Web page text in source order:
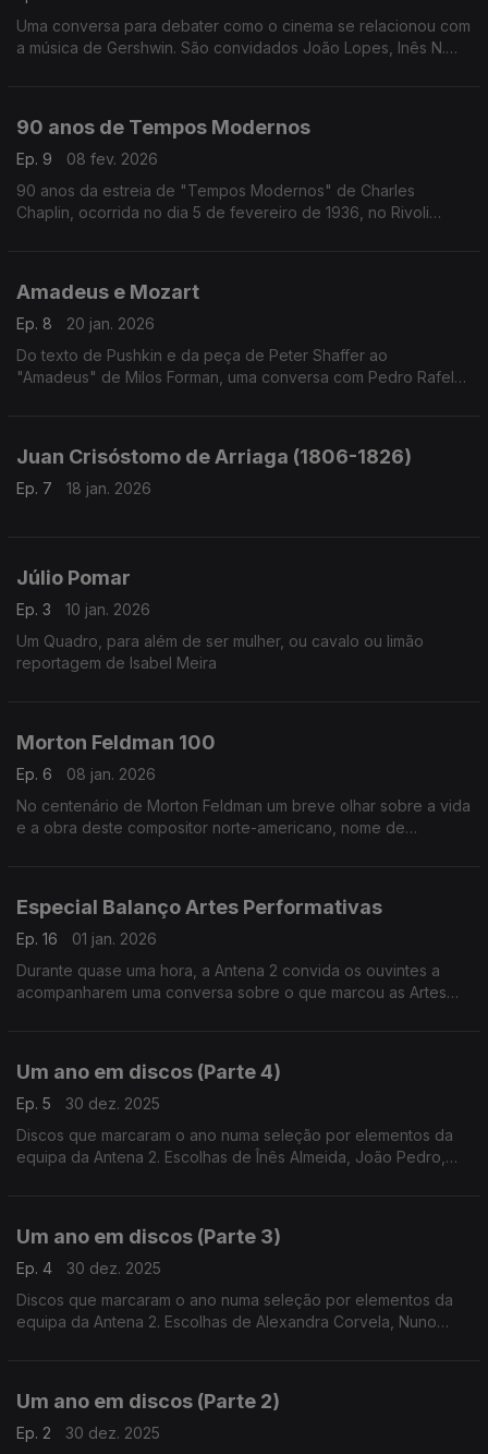
Uma conversa para debater como o cinema se relacionou com
a música de Gershwin. São convidados João Lopes, Inês N.
90 anos de Tempos Modernos
Ep. 9
08 fev. 2026
90 anos da estreia de "Tempos Modernos" de Charles
Chaplin, ocorrida no dia 5 de fevereiro de 1936, no Rivoli
Amadeus e Mozart
Ep. 8
20 jan. 2026
Do texto de Pushkin e da peça de Peter Shaffer ao
"Amadeus" de Milos Forman, uma conversa com Pedro Rafel
Juan Crisóstomo de Arriaga (1806-1826)
Ep. 7 18 jan. 2026
Júlio Pomar
Ep. 3
10 jan. 2026
Um Quadro, para além de ser mulher, ou cavalo ou limão
reportagem de Isabel Meira
Morton Feldman 100
Ep. 6
08 jan. 2026
No centenário de Morton Feldman um breve olhar sobre a vida
e a obra deste compositor norte-americano, nome de
Especial Balanço Artes Performativas
Ep. 16
01 jan. 2026
Durante quase uma hora, a Antena 2 convida os ouvintes a
acompanharem uma conversa sobre o que marcou as Artes
Um ano em discos (Parte 4)
Ep. 5
30 dez. 2025
Discos que marcaram o ano numa seleção por elementos da
equipa da Antena 2. Escolhas de Înês Almeida, João Pedro,
Um ano em discos (Parte 3)
Ep. 4
30 dez. 2025
Discos que marcaram o ano numa seleção por elementos da
equipa da Antena 2. Escolhas de Alexandra Corvela, Nuno
Um ano em discos (Parte 2)
Ep. 2
30 dez. 2025